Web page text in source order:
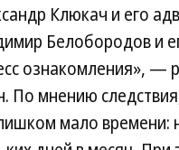
Клюкач и его
Белобородов и
ознакомления», —
По мнению
мало времени: